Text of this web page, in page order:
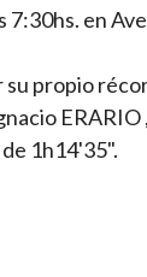
7:30hs. en
su propio
ERARIO
1h14'35".